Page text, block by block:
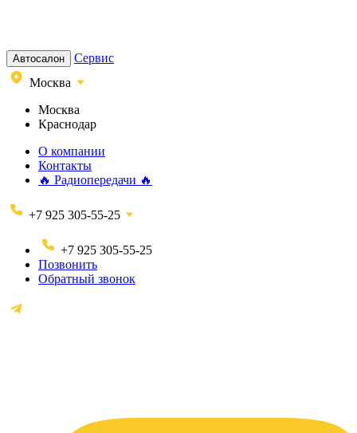
Автосалон
Сервис
Москва
Москва
Краснодар
О компании
Контакты
🔥 Радиопередачи 🔥
+7 925 305-55-25
+7 925 305-55-25
Позвонить
Обратный звонок